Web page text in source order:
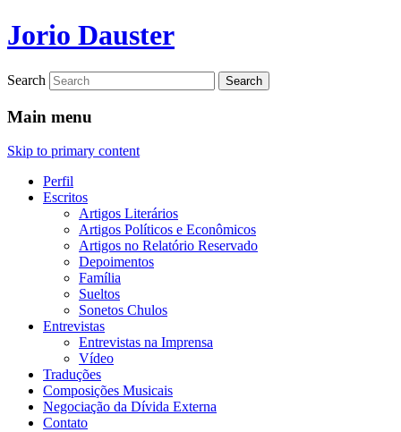
Jorio Dauster
Search
Main menu
Skip to primary content
Perfil
Escritos
Artigos Literários
Artigos Políticos e Econômicos
Artigos no Relatório Reservado
Depoimentos
Família
Sueltos
Sonetos Chulos
Entrevistas
Entrevistas na Imprensa
Vídeo
Traduções
Composições Musicais
Negociação da Dívida Externa
Contato